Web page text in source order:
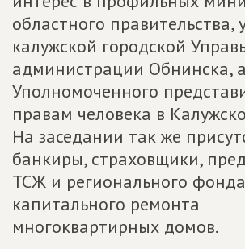
областного правительства,
калужской городской
администрации Обнинска,
Уполномоченного
правам человека в
На заседании так же
банкиры, страховщики,
ТСЖ и регионального фонда
капитального ремонта
многоквартирных домов.